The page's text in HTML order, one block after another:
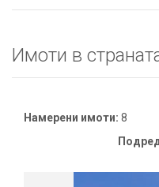
Имоти в
Намерени имоти: 8